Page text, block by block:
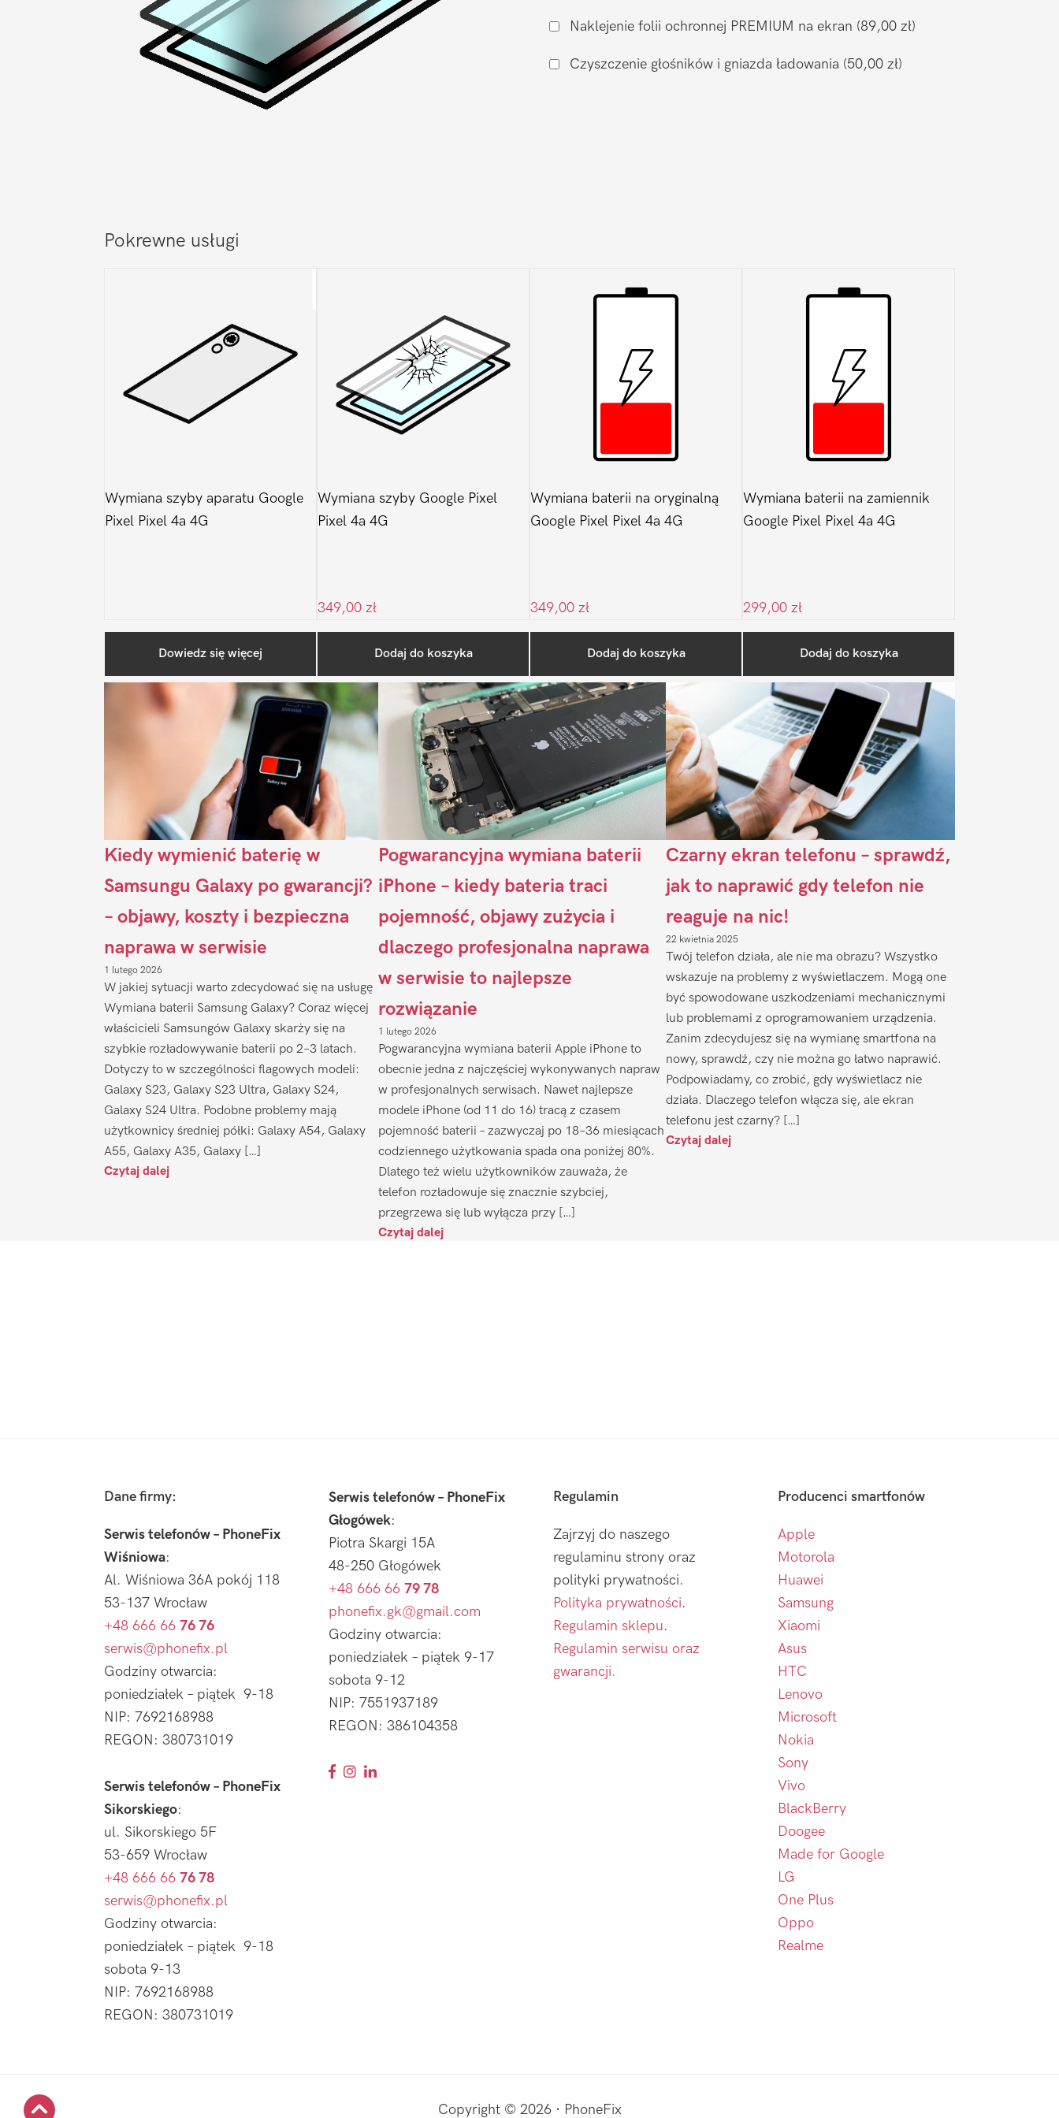
PixelNaklejenie folii ochronnej PREMIUM na ekran (89,00 zł)
Czyszczenie głośników i gniazda ładowania (50,00 zł)
Pokrewne usługi
Wymiana szyby aparatu Google
Pixel Pixel 4a 4G
Dowiedz się więcej
Wymiana szyby Google Pixel
Pixel 4a 4G
349,00 zł
Dodaj do koszyka
Wymiana baterii na oryginalną
Google Pixel Pixel 4a 4G
349,00 zł
Dodaj do koszyka
Wymiana baterii na zamiennik
Google Pixel Pixel 4a 4G
299,00 zł
Dodaj do koszyka
Sidebar
Ostatnio na blogu
Kiedy wymienić baterię w
Samsungu Galaxy po gwarancji?
– objawy, koszty i bezpieczna
naprawa w serwisie
1 lutego 2026
W jakiej sytuacji warto zdecydować się na usługę
Wymiana baterii Samsung Galaxy? Coraz więcej
właścicieli Samsungów Galaxy skarży się na
szybkie rozładowywanie baterii po 2–3 latach.
Dotyczy to w szczególności flagowych modeli:
Galaxy S23, Galaxy S23 Ultra, Galaxy S24,
Galaxy S24 Ultra. Podobne problemy mają
użytkownicy średniej półki: Galaxy A54, Galaxy
A55, Galaxy A35, Galaxy […]
Czytaj dalej
Pogwarancyjna wymiana baterii
iPhone – kiedy bateria traci
pojemność, objawy zużycia i
dlaczego profesjonalna naprawa
w serwisie to najlepsze
rozwiązanie
1 lutego 2026
Pogwarancyjna wymiana baterii Apple iPhone to
obecnie jedna z najczęściej wykonywanych napraw
w profesjonalnych serwisach. Nawet najlepsze
modele iPhone (od 11 do 16) tracą z czasem
pojemność baterii – zazwyczaj po 18–36 miesiącach
codziennego użytkowania spada ona poniżej 80%.
Dlatego też wielu użytkowników zauważa, że
telefon rozładowuje się znacznie szybciej,
przegrzewa się lub wyłącza przy […]
Czytaj dalej
Czarny ekran telefonu – sprawdź,
jak to naprawić gdy telefon nie
reaguje na nic!
22 kwietnia 2025
Twój telefon działa, ale nie ma obrazu? Wszystko
wskazuje na problemy z wyświetlaczem. Mogą one
być spowodowane uszkodzeniami mechanicznymi
lub problemami z oprogramowaniem urządzenia.
Zanim zdecydujesz się na wymianę smartfona na
nowy, sprawdź, czy nie można go łatwo naprawić.
Podpowiadamy, co zrobić, gdy wyświetlacz nie
działa. Dlaczego telefon włącza się, ale ekran
telefonu jest czarny? […]
Czytaj dalej
Dane firmy:
Serwis telefonów – PhoneFix
Wiśniowa:
Al. Wiśniowa 36A pokój 118
53-137 Wrocław
+48 666 66 76 76
serwis@phonefix.pl
Godziny otwarcia:
poniedziałek – piątek 9-18
NIP: 7692168988
REGON: 380731019
Serwis telefonów – PhoneFix
Sikorskiego:
ul. Sikorskiego 5F
53-659 Wrocław
+48 666 66 76 78
serwis@phonefix.pl
Godziny otwarcia:
poniedziałek – piątek 9-18
sobota 9-13
NIP: 7692168988
REGON: 380731019
Serwis telefonów – PhoneFix
Głogówek:
Piotra Skargi 15A
48-250 Głogówek
+48 666 66 79 78
phonefix.gk@gmail.com
Godziny otwarcia:
poniedziałek – piątek 9-17
sobota 9-12
NIP: 7551937189
REGON: 386104358
Regulamin
Zajrzyj do naszego
regulaminu strony oraz
polityki prywatności.
Polityka prywatności.
Regulamin sklepu.
Regulamin serwisu oraz
gwarancji.
Producenci smartfonów
Apple
Motorola
Huawei
Samsung
Xiaomi
Asus
HTC
Lenovo
Microsoft
Nokia
Sony
Vivo
BlackBerry
Doogee
Made for Google
LG
One Plus
Oppo
Realme
Copyright © 2026 · PhoneFix